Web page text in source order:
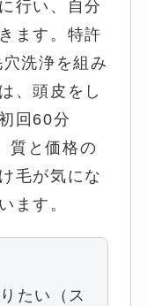
行い、自分
ます。特許
洗浄を組み
、頭皮をし
回60分
質と価格の
毛が気にな
ます。
たい（ス